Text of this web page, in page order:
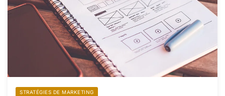
STRATÉGIES DE MARKETING